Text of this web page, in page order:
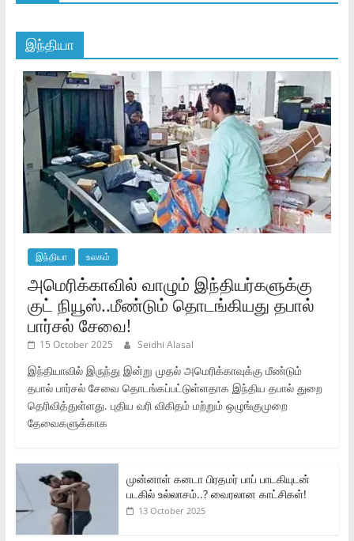
இந்தியா
இந்தியா உலகம்
அமெரிக்காவில் வாழும் இந்தியர்களுக்கு
குட் நியூஸ்..மீண்டும் தொடங்கியது தபால்
பார்சல் சேவை!
15 October 2025 Seidhi Alasal
இந்தியாவில் இருந்து இன்று முதல் அமெரிக்காவுக்கு மீண்டும்
தபால் பார்சல் சேவை தொடங்கப்பட்டுள்ளதாக இந்திய தபால் துறை
தெரிவித்துள்ளது. புதிய வரி விகிதம் மற்றும் ஒழுங்குமுறை
தேவைகளுக்காக
முன்னாள் கனடா பிரதமர் பாப் பாடகியுடன்
படகில் உல்லாசம்..? வைரலான காட்சிகள்!
13 October 2025